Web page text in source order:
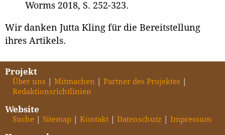
Worms 2018, S. 252-323.
Wir danken Jutta Kling für die Bereitstellung
ihres Artikels.
Projekt
Über uns Mitmachen
Partner des Projektes
Redaktionsrichtlinien
Website
Suche Sitemap Kontakt Datenschutz Impressum